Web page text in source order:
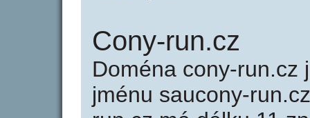
Cony-run.cz
Doména cony-run.cz
jménu saucony-